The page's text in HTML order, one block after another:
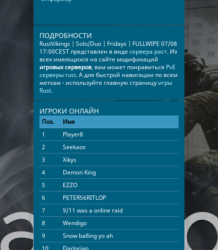
ПОДРОБНОСТИ
RustVikings | Solo/Duo | Fridays | FULLWIPE 07/08
17:00CEST представлен в видесервера раст. Из
всех имеющихся на сайте модификаций
игровых серверов, вам может понравиться PvE
серверы rust. А для быстрой навигации по всем
меткам - используйте главную страницу игры
Rust.
ИГРОКИ ОНЛАЙН
Поз. Имя
Время
1
Player8
18:22:47
2
Seekaos
3
Xikys
17:30:24
4
Demon King
14:46:09
5
EZZO
6
PETER56RITLOP
7
9/11 was a online raid
10:44:25
8
Wendigo
10:38:33
9
Snow balling yo ah
05:34:36